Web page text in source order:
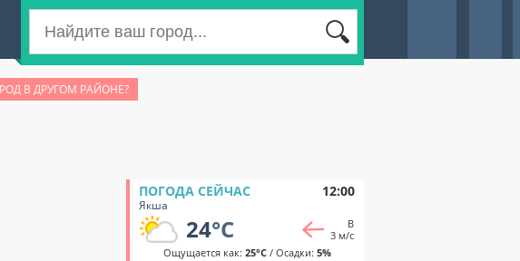
В ДРУГОМ РАЙОНЕ?
ПОГОДА СЕЙЧАС 12:00
Якша
24°C
В
3 м/с
Ощущается как: 25°C/ Осадки: 5%